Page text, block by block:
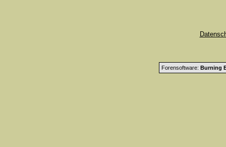
Forensoftware: Burning